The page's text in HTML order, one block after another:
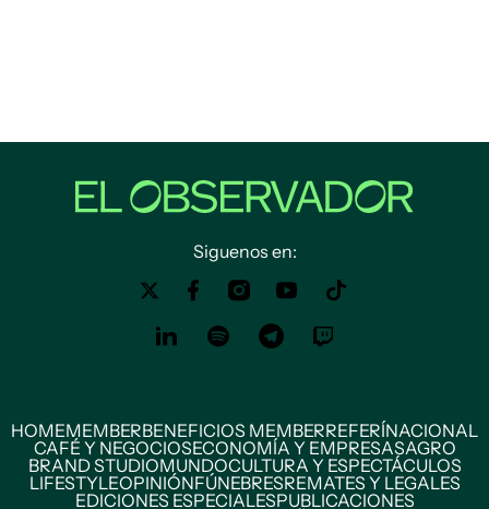
Siguenos en:
HOMEMEMBERBENEFICIOS MEMBERREFERÍNACIONAL
CAFÉ Y NEGOCIOSECONOMÍA Y EMPRESASAGRO
BRAND STUDIOMUNDOCULTURA Y ESPECTÁCULOS
LIFESTYLEOPINIÓNFÚNEBRESREMATES Y LEGALES
EDICIONES ESPECIALESPUBLICACIONES